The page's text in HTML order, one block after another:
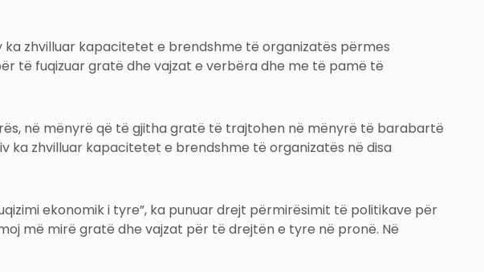
zhvilluar kapacitetet e brendshme të organizatës përmes
të fuqizuar gratë dhe vajzat e verbëra dhe me të pamë të
në mënyrë që të gjitha gratë të trajtohen në mënyrë të barabartë
ka zhvilluar kapacitetet e brendshme të organizatës në disa
ekonomik i tyre”, ka punuar drejt përmirësimit të politikave për
më mirë gratë dhe vajzat për të drejtën e tyre në pronë. Në